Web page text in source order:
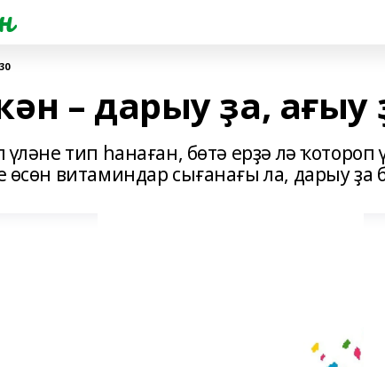
– дарыу ҙа, ағыу
үләне тип һанаған, бөтә ерҙә лә ҡотороп
витаминдар сығанағы ла, дарыу ҙа